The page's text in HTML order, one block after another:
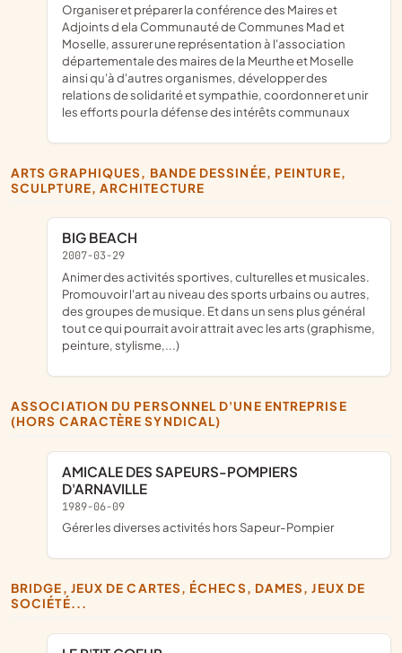
organiser et préparer la conférence des Maires et
Adjoints d ela Communauté de Communes Mad et
Moselle, assurer une représentation à l'association
départementale des maires de la Meurthe et Moselle
ainsi qu'à d'autres organismes, développer des
relations de solidarité et sympathie, coordonner et unir
les efforts pour la défense des intérêts communaux
ARTS GRAPHIQUES, BANDE DESSINÉE, PEINTURE,
SCULPTURE, ARCHITECTURE
BIG BEACH
2007-03-29
animer des activités sportives, culturelles et musicales.
Promouvoir l'art au niveau des sports urbains ou autres,
des groupes de musique. Et dans un sens plus général
tout ce qui pourrait avoir attrait avec les arts (graphisme,
peinture, stylisme,...)
ASSOCIATION DU PERSONNEL D'UNE ENTREPRISE
(HORS CARACTÈRE SYNDICAL)
AMICALE DES SAPEURS-POMPIERS
D'ARNAVILLE
1989-06-09
Gérer les diverses activités hors Sapeur-Pompier
BRIDGE, JEUX DE CARTES, ÉCHECS, DAMES, JEUX DE
SOCIÉTÉ...